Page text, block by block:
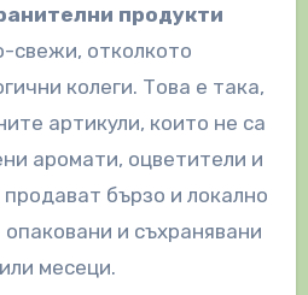
продукти
свежи, отколкото
колеги. Това е така,
артикули, които не са
аромати, оцветители и
бързо и локално
и съхранявани
месеци.